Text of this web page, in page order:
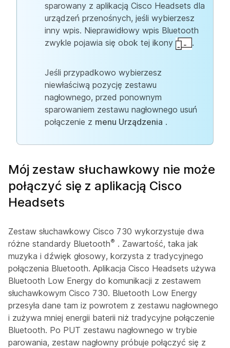
sparowany z aplikacją Cisco Headsets dla
urządzeń przenośnych, jeśli wybierzesz
inny wpis. Nieprawidłowy wpis Bluetooth
zwykle pojawia się obok tej ikony
.
Jeśli przypadkowo wybierzesz
niewłaściwą pozycję zestawu
nagłownego, przed ponownym
sparowaniem zestawu nagłownego usuń
połączenie z menu Urządzenia .
Mój zestaw słuchawkowy nie może
połączyć się z aplikacją Cisco
Headsets
Zestaw słuchawkowy Cisco 730 wykorzystuje dwa
różne standardy Bluetooth® . Zawartość, taka jak
muzyka i dźwięk głosowy, korzysta z tradycyjnego
połączenia Bluetooth. Aplikacja Cisco Headsets używa
Bluetooth Low Energy do komunikacji z zestawem
słuchawkowym Cisco 730. Bluetooth Low Energy
przesyła dane tam iz powrotem z zestawu nagłownego
i zużywa mniej energii baterii niż tradycyjne połączenie
Bluetooth. Po PUT zestawu nagłownego w trybie
parowania, zestaw nagłowny próbuje połączyć się z